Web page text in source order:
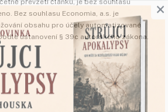
převzetí článků, je bez souhlasu
Bez souhlasu Economia, a.s. je
obsahu pro účely automatizované
ustanovení § 39c autorského zákona.